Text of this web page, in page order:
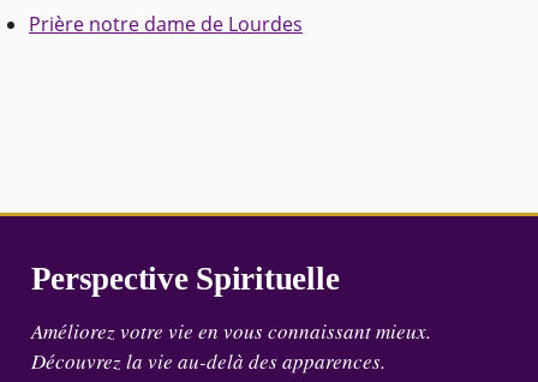
Prière notre dame de Lourdes
Perspective Spirituelle
Améliorez votre vie en vous connaissant mieux.
Découvrez la vie au-delà des apparences.